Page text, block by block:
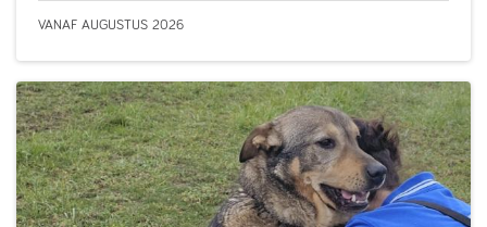
VANAF AUGUSTUS 2026